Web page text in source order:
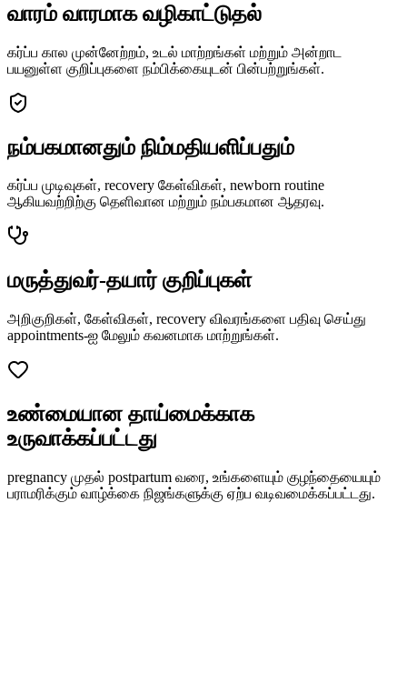
வாரம் வாரமாக வழிகாட்டுதல்
கர்ப்ப கால முன்னேற்றம், உடல் மாற்றங்கள் மற்றும் அன்றாட
பயனுள்ள குறிப்புகளை நம்பிக்கையுடன் பின்பற்றுங்கள்.
நம்பகமானதும் நிம்மதியளிப்பதும்
கர்ப்ப முடிவுகள், recovery கேள்விகள், newborn routine
ஆகியவற்றிற்கு தெளிவான மற்றும் நம்பகமான ஆதரவு.
மருத்துவர்-தயார் குறிப்புகள்
அறிகுறிகள், கேள்விகள், recovery விவரங்களை பதிவு செய்து
appointments-ஐ மேலும் கவனமாக மாற்றுங்கள்.
உண்மையான தாய்மைக்காக
உருவாக்கப்பட்டது
pregnancy முதல் postpartum வரை, உங்களையும் குழந்தையையும்
பராமரிக்கும் வாழ்க்கை நிஜங்களுக்கு ஏற்ப வடிவமைக்கப்பட்டது.